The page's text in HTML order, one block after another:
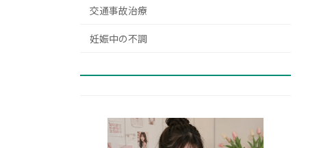
交通事故治療
妊娠中の不調